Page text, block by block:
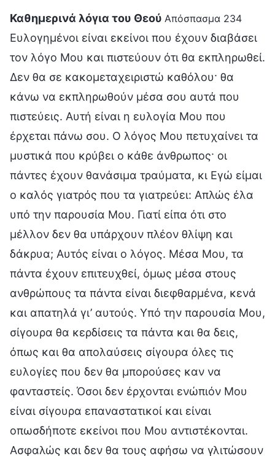
Καθημερινά λόγια του Θεού Απόσπασμα 234
Ευλογημένοι είναι εκείνοι που έχουν διαβάσει
τον λόγο Μου και πιστεύουν ότι θα εκπληρωθεί.
Δεν θα σε κακομεταχειριστώ καθόλου· θα
κάνω να εκπληρωθούν μέσα σου αυτά που
πιστεύεις. Αυτή είναι η ευλογία Μου που
έρχεται πάνω σου. Ο λόγος Μου πετυχαίνει τα
μυστικά που κρύβει ο κάθε άνθρωπος· οι
πάντες έχουν θανάσιμα τραύματα, κι Εγώ είμαι
ο καλός γιατρός που τα γιατρεύει: Απλώς έλα
υπό την παρουσία Μου. Γιατί είπα ότι στο
μέλλον δεν θα υπάρχουν πλέον θλίψη και
δάκρυα; Αυτός είναι ο λόγος. Μέσα Μου, τα
πάντα έχουν επιτευχθεί, όμως μέσα στους
ανθρώπους τα πάντα είναι διεφθαρμένα, κενά
και απατηλά γι’ αυτούς. Υπό την παρουσία Μου,
σίγουρα θα κερδίσεις τα πάντα και θα δεις,
όπως και θα απολαύσεις σίγουρα όλες τις
ευλογίες που δεν θα μπορούσες καν να
φανταστείς. Όσοι δεν έρχονται ενώπιόν Μου
είναι σίγουρα επαναστατικοί και είναι
οπωσδήποτε εκείνοι που Μου αντιστέκονται.
Ασφαλώς και δεν θα τους αφήσω να γλιτώσουν